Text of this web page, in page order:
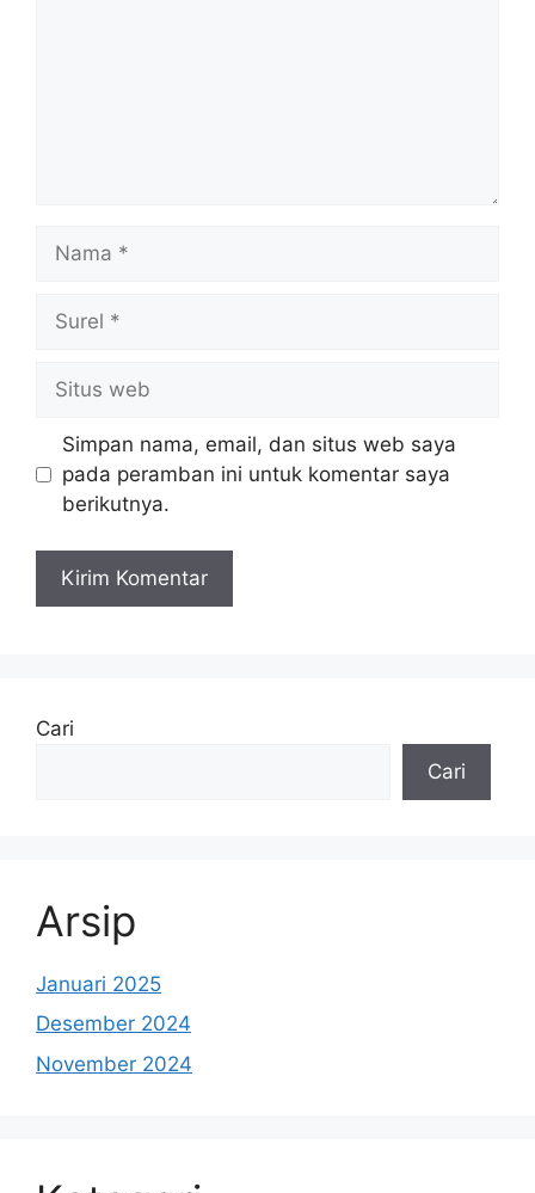
Nama
Surel
Situs
web
Simpan nama, email, dan situs web saya
pada peramban ini untuk komentar saya
berikutnya.
Cari
Cari
Arsip
Januari 2025
Desember 2024
November 2024